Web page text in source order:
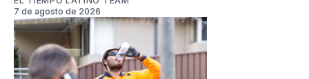
7 de agosto de 2026